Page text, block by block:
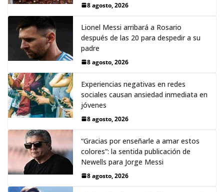
8 agosto, 2026
Lionel Messi arribará a Rosario
después de las 20 para despedir a su
padre
8 agosto, 2026
Experiencias negativas en redes
sociales causan ansiedad inmediata en
jóvenes
8 agosto, 2026
“Gracias por enseñarle a amar estos
colores”: la sentida publicación de
Newells para Jorge Messi
8 agosto, 2026